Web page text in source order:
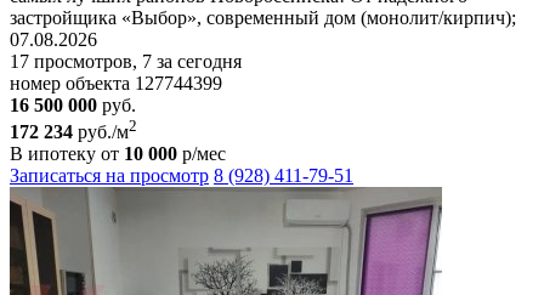
застройщика «Выбор», современный дом (монолит/кирпич);
07.08.2026
17 просмотров, 7 за сегодня
номер объекта 127744399
16 500 000 руб.
172 234 руб./м2
В ипотеку от 10 000 р/мес
Записаться на просмотр 8 (928) 411-79-51